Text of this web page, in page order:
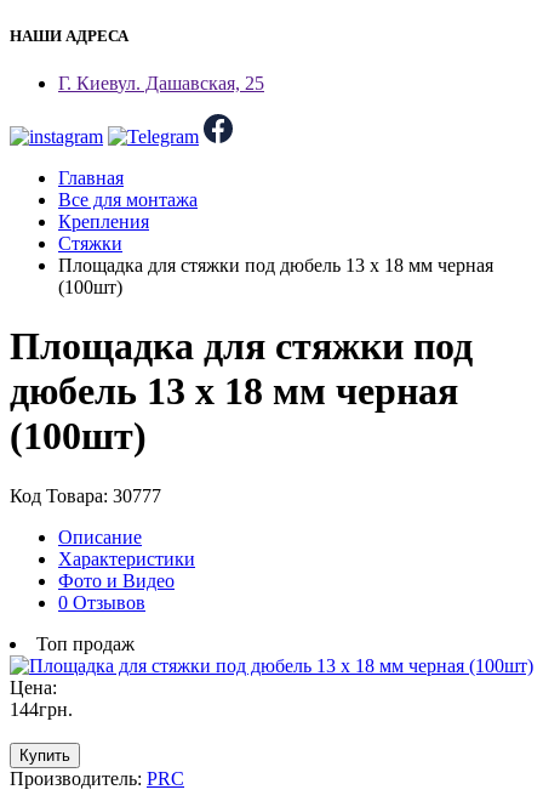
НАШИ АДРЕСА
Г. Киевул. Дашавская, 25
Главная
Все для монтажа
Крепления
Стяжки
Площадка для стяжки под дюбель 13 x 18 мм черная
(100шт)
Площадка для стяжки под
дюбель 13 x 18 мм черная
(100шт)
Код Товара: 30777
Описание
Характеристики
Фото и Видео
0 Отзывов
Топ продаж
Цена:
144грн.
Купить
Производитель: PRC